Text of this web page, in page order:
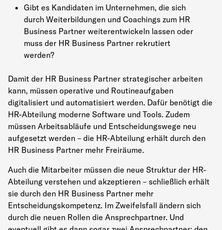
Gibt es Kandidaten im Unternehmen, die sich
durch Weiterbildungen und Coachings zum HR
Business Partner weiterentwickeln lassen oder
muss der HR Business Partner rekrutiert
werden?
Damit der HR Business Partner strategischer arbeiten
kann, müssen operative und Routineaufgaben
digitalisiert und automatisiert werden. Dafür benötigt die
HR-Abteilung moderne Software und Tools. Zudem
müssen Arbeitsabläufe und Entscheidungswege neu
aufgesetzt werden – die HR-Abteilung erhält durch den
HR Business Partner mehr Freiräume.
Auch die Mitarbeiter müssen die neue Struktur der HR-
Abteilung verstehen und akzeptieren – schließlich erhält
sie durch den HR Business Partner mehr
Entscheidungskompetenz. Im Zweifelsfall ändern sich
durch die neuen Rollen die Ansprechpartner. Und